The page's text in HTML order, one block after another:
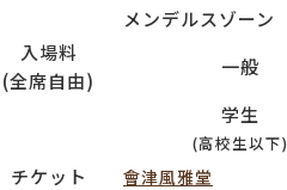
メンデルスゾーン
入場料
(全席自由)
一般
学生
(高校生以下)
チケット
會津風雅堂